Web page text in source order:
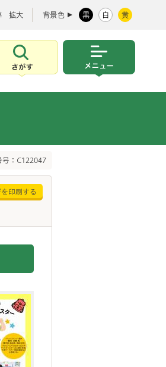
拡大 背景色 黒 白 黄
さがす
号：C122047
印刷する